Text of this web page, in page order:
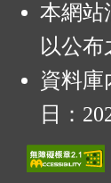
本網站
以公布
資料庫
日：